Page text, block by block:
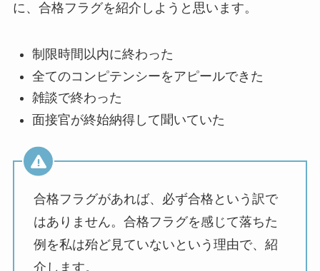
に、合格フラグを紹介しようと思います。
制限時間以内に終わった
全てのコンピテンシーをアピールできた
雑談で終わった
面接官が終始納得して聞いていた
合格フラグがあれば、必ず合格という訳で
はありません。合格フラグを感じて落ちた
例を私は殆ど見ていないという理由で、紹
介します。